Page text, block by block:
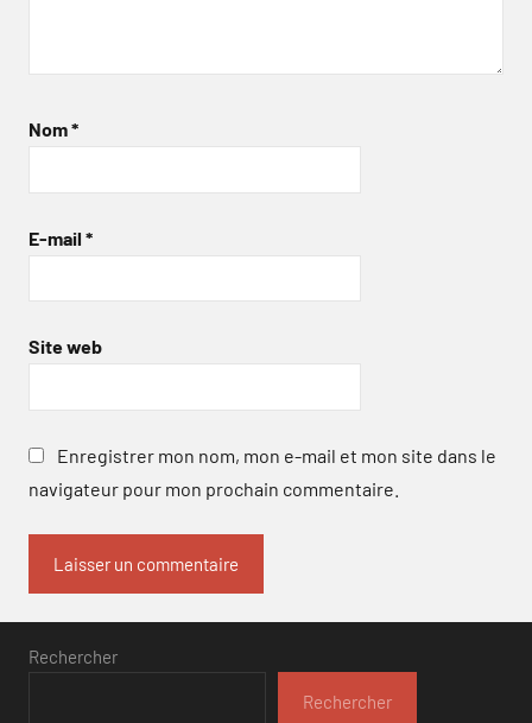
Nom*
E-mail *
Site web
Enregistrer mon nom, mon e-mail et mon site dans le
navigateur pour mon prochain commentaire.
Rechercher
Rechercher